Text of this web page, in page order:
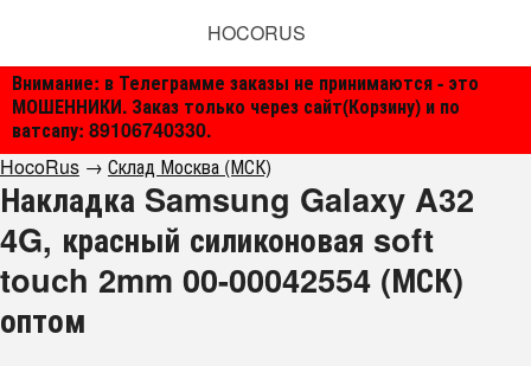
Внимание: в Телеграмме заказы не принимаются - это
МОШЕННИКИ. Заказ только через сайт(Корзину) и по
ватсапу: 89106740330.
HOCORUS
HocoRus → Склад Москва (МСК)
Накладка Samsung Galaxy A32
4G, красный силиконовая soft
touch 2mm 00-00042554 (МСК)
оптом